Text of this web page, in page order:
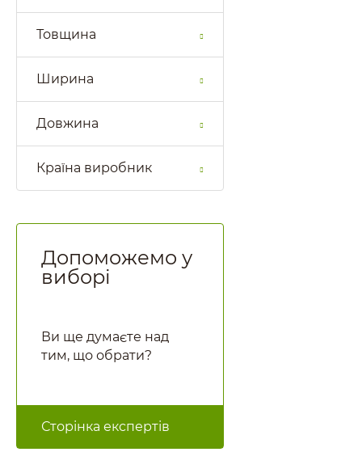
Товщина
Ширина
Довжина
Країна виробник
Допоможемо у
виборі
Ви ще думаєте над
тим, що обрати?
Сторінка експертів